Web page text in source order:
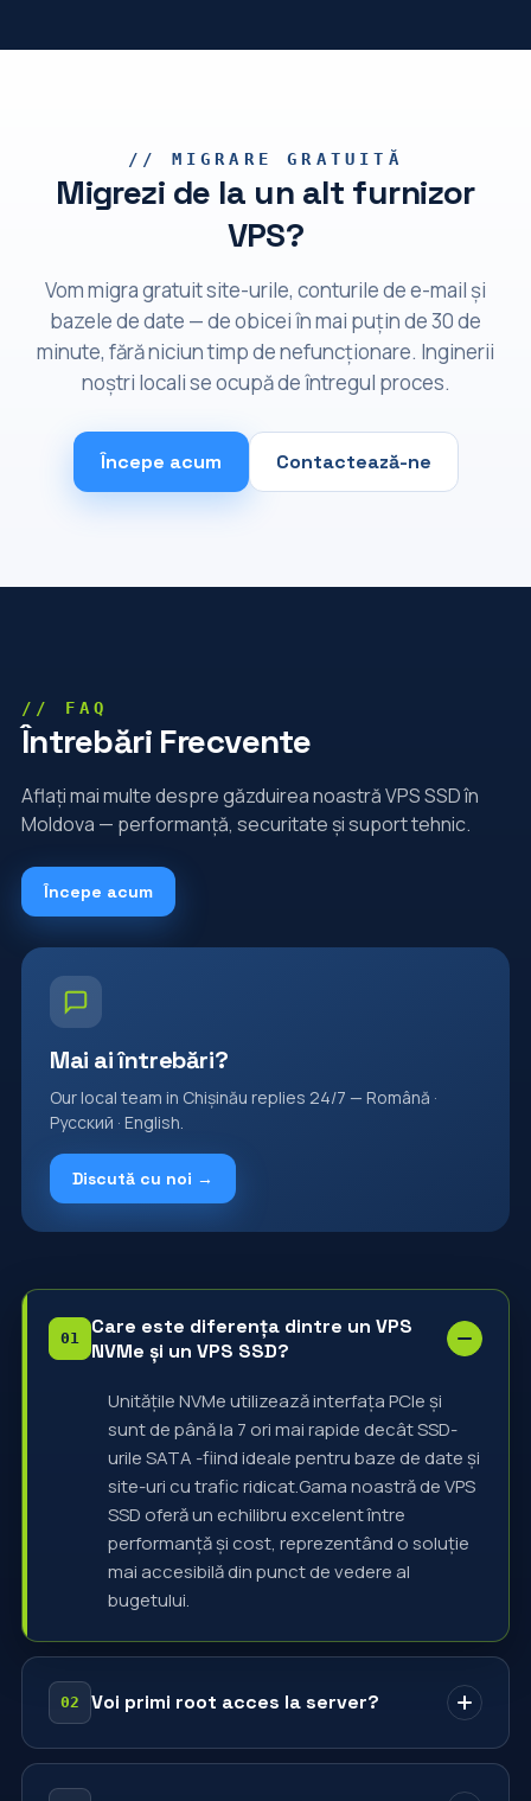
// MIGRARE GRATUITĂ
Migrezi de la un alt furnizor
VPS?
Vom migra gratuit site-urile, conturile de e-mail și
bazele de date — de obicei în mai puțin de 30 de
minute, fără niciun timp de nefuncționare. Inginerii
noștri locali se ocupă de întregul proces.
Începe acum Contactează-ne
// FAQ
Întrebări Frecvente
Aflați mai multe despre găzduirea noastră VPS SSD în
Moldova — performanță, securitate și suport tehnic.
Începe acum
Mai ai întrebări?
Our local team in Chișinău replies 24/7 — Română ·
Русский · English.
Discută cu noi →
Care este diferența dintre un VPS
NVMe și un VPS SSD?
Unitățile NVMe utilizează interfața PCIe și
sunt de până la 7 ori mai rapide decât SSD-
urile SATA -fiind ideale pentru baze de date și
site-uri cu trafic ridicat.Gama noastră de VPS
SSD oferă un echilibru excelent între
performanță și cost, reprezentând o soluție
mai accesibilă din punct de vedere al
bugetului.
Voi primi root acces la server?
Da — toate VPS-urile noastre includ acces